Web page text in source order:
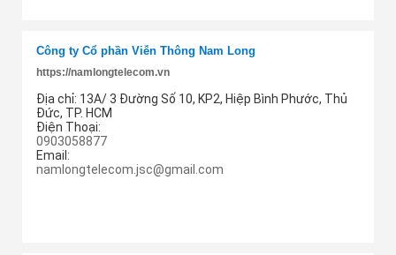
Công ty Cổ phần Viễn Thông Nam Long
https://namlongtelecom.vn
Địa chỉ: 13A/ 3 Đường Số 10, KP2, Hiệp Bình Phước, Thủ
Đức, TP. HCM
Điện Thoại:
0903058877
Email:
namlongtelecom.jsc@gmail.com